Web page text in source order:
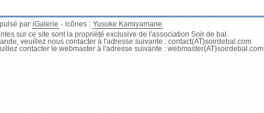
par iGalerie - icônes : Yusuke Kamiyamane
sur ce site sont la propriété exclusive de l'association Soir de bal.
veuillez nous contacter à l'adresse suivante : contact(AT)soirdebal.com
contacter le webmaster à l'adresse suivante : webmaster(AT)soirdebal.com